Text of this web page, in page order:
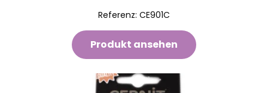
Referenz: CE901C
Produkt ansehen